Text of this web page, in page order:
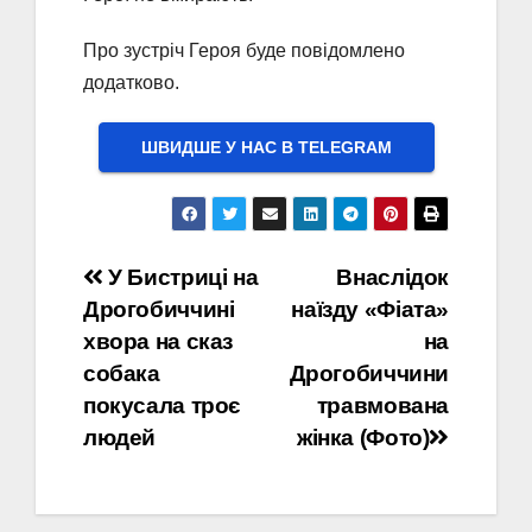
Про зустріч Героя буде повідомлено
додатково.
ШВИДШЕ У НАС В ТELEGRAM
Навігація
записів
Внаслідок
наїзду «Фіата»
на
Дрогобиччини
травмована
жінка (Фото)
У Бистриці на
Дрогобиччині
хвора на сказ
собака
покусала троє
людей